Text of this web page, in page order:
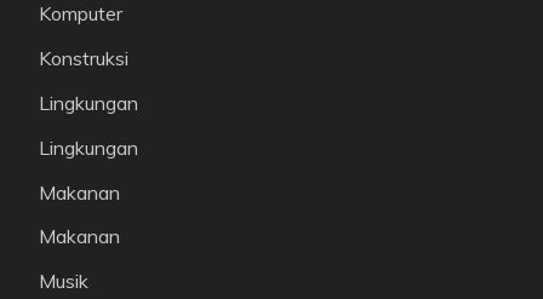
Komputer
Konstruksi
Lingkungan
Lingkungan
Makanan
Makanan
Musik